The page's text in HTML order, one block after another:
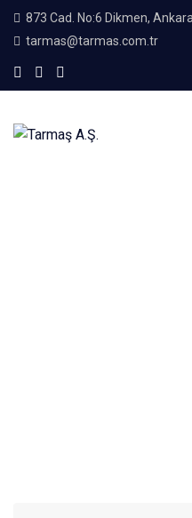
873 Cad. No:6 Dikmen, Ankara
tarmas@tarmas.com.tr